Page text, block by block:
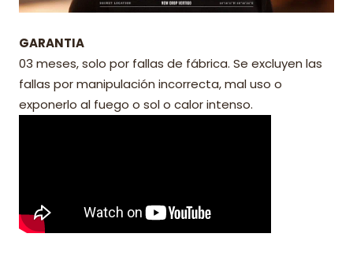
GARANTIA
03 meses, solo por fallas de fábrica. Se excluyen las
fallas por manipulación incorrecta, mal uso o
exponerlo al fuego o sol o calor intenso.